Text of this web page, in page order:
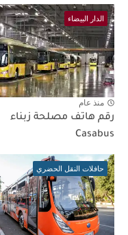
الدار البيضاء
منذ عام
رقم هاتف مصلحة زبناء
Casabus
حافلات النقل الحضري